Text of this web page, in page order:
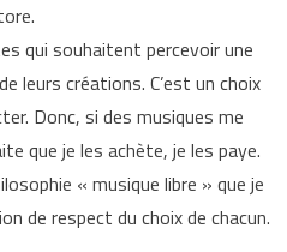
qui souhaitent percevoir une
leurs créations. C’est un choix
Donc, si des musiques me
que je les achète, je les paye.
« musique libre » que je
de respect du choix de chacun.